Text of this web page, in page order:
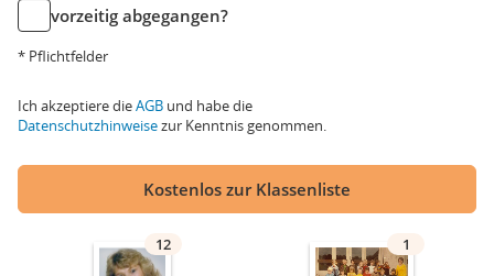
vorzeitig abgegangen?
* Pflichtfelder
Ich akzeptiere dieAGB und habe die
Datenschutzhinweisezur Kenntnis genommen.
Kostenlos zur Klassenliste
12 1